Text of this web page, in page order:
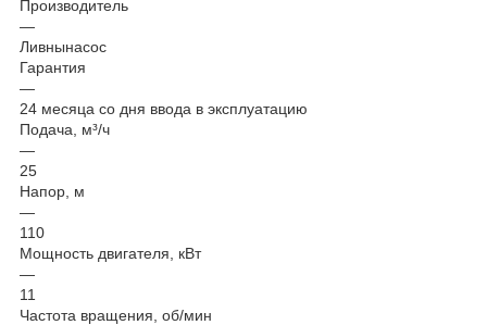
Производитель
—
Ливнынасос
Гарантия
—
24 месяца со дня ввода в эксплуатацию
Подача, м³/ч
—
25
Напор, м
—
110
Мощность двигателя, кВт
—
11
Частота вращения, об/мин